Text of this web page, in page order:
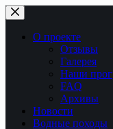
Перейти
к
сути
О проекте
Отзывы
Галерея
Наши
FAQ
Архивы
Новости
Водные походы